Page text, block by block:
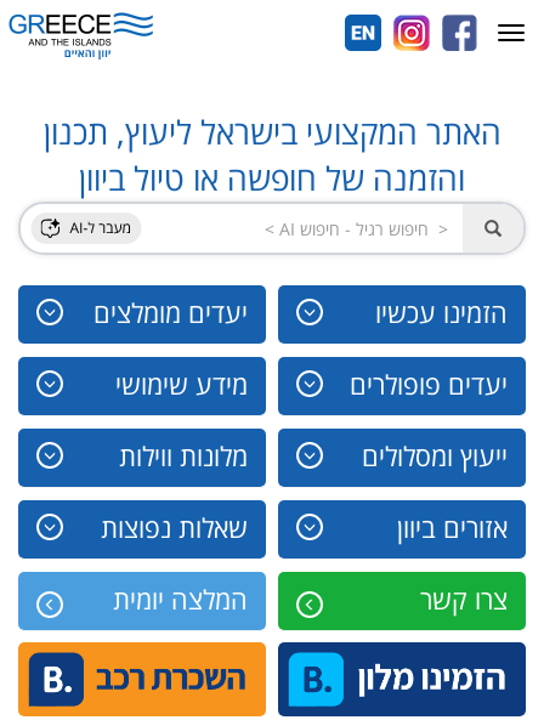
האתר המקצועי בישראל ליעוץ, תכנון
והזמנה של חופשה או טיול ביוון
הזמינו עכשיו יעדים מומלצים
יעדים פופולרים מידע שימושי
ייעוץ ומסלולים מלונות ווילות
אזורים ביוון שאלות נפוצות
צרו קשר המלצה יומית
Toggle
navigation